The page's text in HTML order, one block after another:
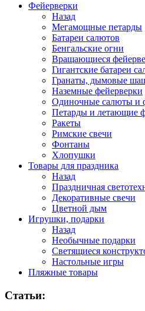
Фейерверки
Назад
Мегамощные петарды
Батареи салютов
Бенгальские огни
Вращающиеся
Гигантские батареи
Гранаты, дымовые
Наземные фейерверки
Одиночные салюты и
Петарды и летающие
Ракеты
Римские свечи
Фонтаны
Хлопушки
Товары для праздника
Назад
Праздничная
Декоративные свечи
Цветной дым
Игрушки, подарки
Назад
Необычные подарки
Светящиеся
Настольные игры
Пляжные товары
Статьи: